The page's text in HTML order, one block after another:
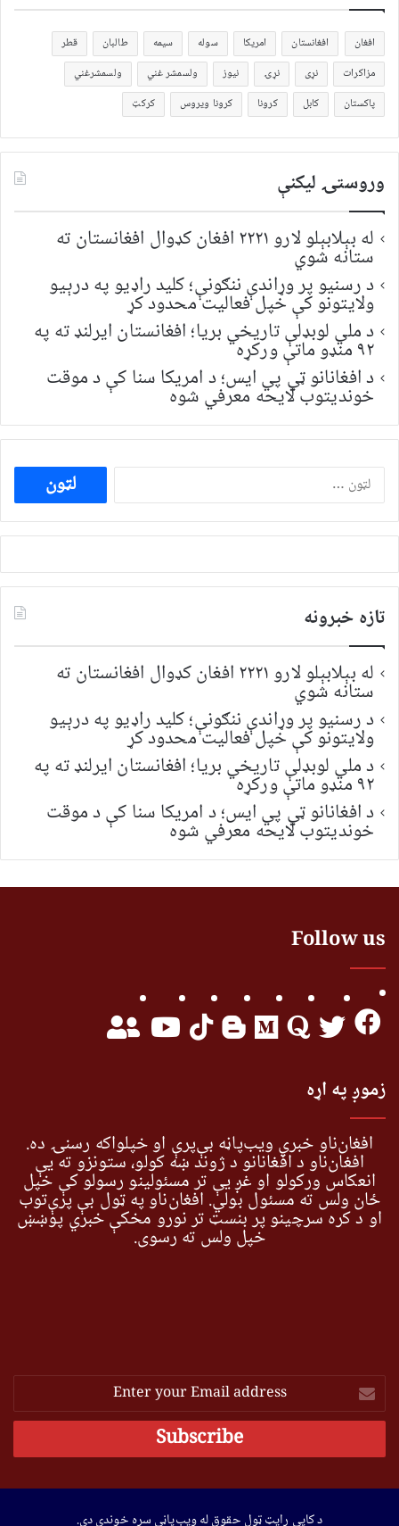
افغان افغانستان امریکا سوله سیمه طالبان
قطر
مزاکرات
نړی نړۍ نیوز ولسمشر غني
ولسمشرغني
پاکستان
کابل کرونا کرونا ویروس کرکټ
وروستۍ ليکنې
له بېلابېلو لارو ۲۲۲۱ افغان کډوال افغانستان ته
ستانه شوي
د رسنیو پر وړاندې ننګونې؛ کلید راډیو په درېیو
ولایتونو کې خپل فعالیت محدود کړ
د ملي لوبډلې تاریخي بریا؛ افغانستان ایرلنډ ته په
۹۲ منډو ماتې ورکړه
د افغانانو ټي پي ایس؛ د امریکا سنا کې د موقت
خونديتوب لایحه معرفي شوه
ددی
لپاره
لټون:
تازه خبرونه
له بېلابېلو لارو ۲۲۲۱ افغان کډوال افغانستان ته
ستانه شوي
د رسنیو پر وړاندې ننګونې؛ کلید راډیو په درېیو
ولایتونو کې خپل فعالیت محدود کړ
د ملي لوبډلې تاریخي بریا؛ افغانستان ایرلنډ ته په
۹۲ منډو ماتې ورکړه
د افغانانو ټي پي ایس؛ د امریکا سنا کې د موقت
خونديتوب لایحه معرفي شوه
Follow us
زموږ په اړه
افغان‌ناو خبري ویب‌پاڼه بې‌پرې او خپلواکه رسنۍ ده.
افغان‌ناو د افغانانو د ژوند ښه کولو، ستونزو ته یې
انعکاس ورکولو او غږ یې تر مسئولینو رسولو کې خپل
ځان ولس ته مسئول بولي. افغان‌ناو په ټول بې پرې‌توب
او د کره سرچینو پر بنسټ تر نورو مخکې خبري پوښښ
خپل ولس ته رسوي.
Enter
your
Email
د کاپي رایټ ټول حقوق له ویب‌پاڼې سره خوندي دي.